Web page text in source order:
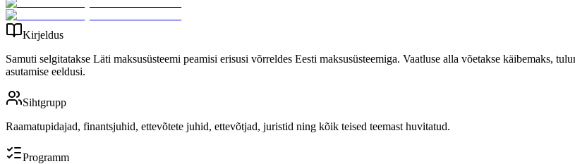
Kirjeldus
Samuti selgitatakse Läti maksusüsteemi peamisi erisusi võrreldes Eesti maksusüsteemiga. Vaatluse alla võetakse käibemaks,
asutamise eeldusi.
Sihtgrupp
Raamatupidajad, finantsjuhid, ettevõtete juhid, ettevõtjad, juristid ning kõik teised teemast huvitatud.
Programm